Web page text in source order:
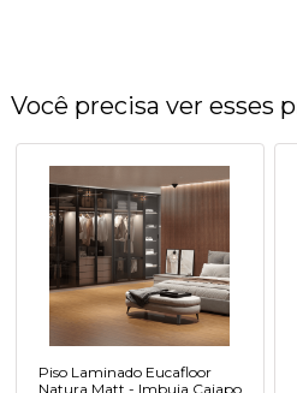
Piso Laminado Eucafloor
Natura Matt - Imbuia Caiapo
Cx 2,77m²